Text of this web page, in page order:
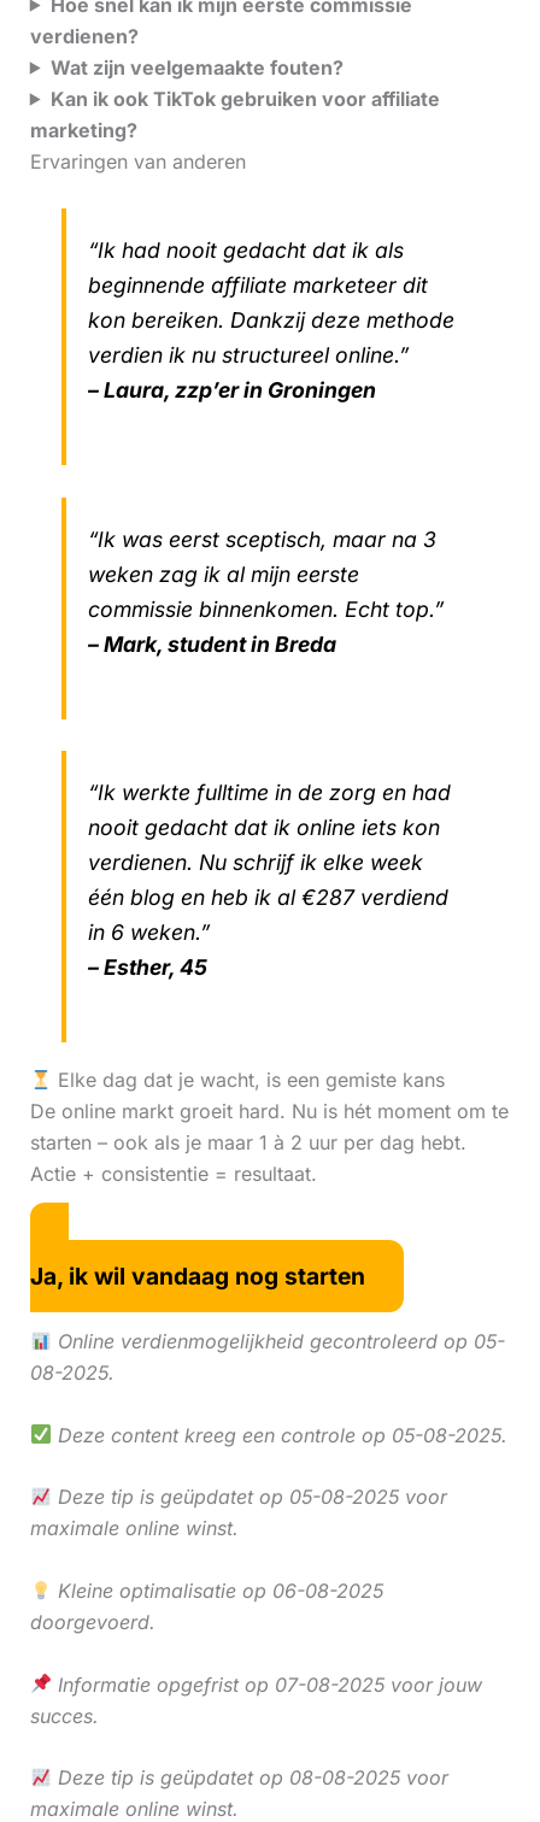
verdienen?
Wat zijn veelgemaakte fouten?
Kan ik ook TikTok gebruiken voor affiliate
marketing?
Ervaringen van anderen
“Ik had nooit gedacht dat ik als
beginnende affiliate marketeer dit
kon bereiken. Dankzij deze methode
verdien ik nu structureel online.”
– Laura, zzp’er in Groningen
“Ik was eerst sceptisch, maar na 3
weken zag ik al mijn eerste
commissie binnenkomen. Echt top.”
– Mark, student in Breda
“Ik werkte fulltime in de zorg en had
nooit gedacht dat ik online iets kon
verdienen. Nu schrijf ik elke week
één blog en heb ik al €287 verdiend
in 6 weken.”
– Esther, 45
Elke dag dat je wacht, is een gemiste kans
De online markt groeit hard. Nu is hét moment om te
starten – ook als je maar 1 à 2 uur per dag hebt.
Actie + consistentie = resultaat.
Ja, ik wil vandaag nog starten
Online verdienmogelijkheid gecontroleerd op 05-
08-2025.
Deze content kreeg een controle op 05-08-2025.
Deze tip is geüpdatet op 05-08-2025 voor
maximale online winst.
Kleine optimalisatie op 06-08-2025
doorgevoerd.
Informatie opgefrist op 07-08-2025 voor jouw
succes.
Deze tip is geüpdatet op 08-08-2025 voor
maximale online winst.